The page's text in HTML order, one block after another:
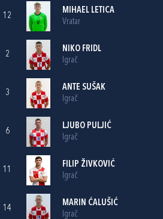
12
MIHAEL LETICA
Vratar
2
NIKO FRIDL
Igrač
3
ANTE SUŠAK
Igrač
6
LJUBO PULJIĆ
Igrač
11
FILIP ŽIVKOVIĆ
Igrač
14
MARIN ĆALUŠIĆ
Igrač